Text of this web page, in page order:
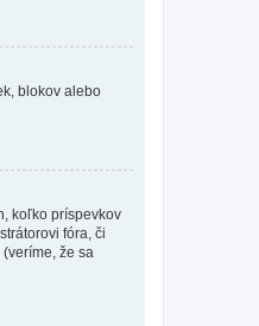
blokov alebo
koľko príspevkov
fóra, či
že sa